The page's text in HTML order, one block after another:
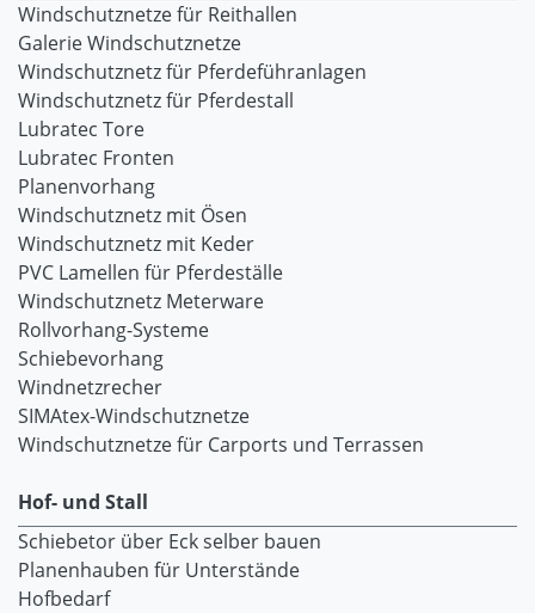
Windschutznetze für Reithallen
Galerie Windschutznetze
Windschutznetz für Pferdeführanlagen
Windschutznetz für Pferdestall
Lubratec Tore
Lubratec Fronten
Planenvorhang
Windschutznetz mit Ösen
Windschutznetz mit Keder
PVC Lamellen für Pferdeställe
Windschutznetz Meterware
Rollvorhang-Systeme
Schiebevorhang
Windnetzrecher
SIMAtex-Windschutznetze
Windschutznetze für Carports und Terrassen
Hof- und Stall
Schiebetor über Eck selber bauen
Planenhauben für Unterstände
Hofbedarf